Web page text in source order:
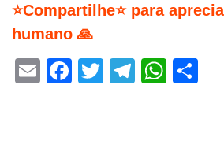
⭐Compartilhe⭐ para
humano 🙏
EmailFacebook
Twitter